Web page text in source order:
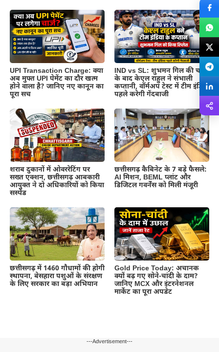
UPI Transaction Charge: क्या
अब मुफ्त UPI पेमेंट का दौर खत्म
होने वाला है? जानिए नए कानून का
पूरा सच
IND vs SL: शुभमन गिल की चोट
के बाद केएल राहुल ने संभाली
कप्तानी, वॉर्मअप टेस्ट में टीम इंडिया
पहले करेगी गेंदबाजी
शराब दुकानों में ओवररेटिंग पर
सख्त एक्शन, छत्तीसगढ़ आबकारी
आयुक्त ने दो अधिकारियों को किया
सस्पेंड
छत्तीसगढ़ कैबिनेट के 7 बड़े फैसले:
AI मिशन, BEML प्लांट और
डिजिटल गवर्नेंस को मिली मंजूरी
छत्तीसगढ़ में 1460 गौधामों की होगी
स्थापना, बेसहारा पशुओं के संरक्षण
के लिए सरकार का बड़ा अभियान
Gold Price Today: अचानक
क्यों बढ़ गए सोने-चांदी के दाम?
जानिए MCX और इंटरनेशनल
मार्केट का पूरा अपडेट
---Advertisement---